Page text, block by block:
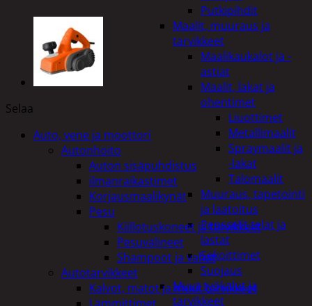
Putkipihdit
Maalit, muuraus ja
tarvikkeet
Maalikaukalot ja -
astiat
Maalit, lakat ja
ohentimet
Liuottimet
Metallimaalit
Spraymaalit ja
-lakat
Talomaalit
Muuraus, tapetointi
ja laatoitus
Pensselit telat ja
lastat
Sekoittimet
Suojaus
Muut työkalut ja
tarvikkeet
Selaa
Auto, vene ja moottori
Autonhoito
Auton sisäpuhdistus
ilmanraikastimet
Korjausmaalikynät
Pesu
Kiillotuskoneet ja tarvikkeet
Pesuvälineet
Shampoot ja vahat
Autotarvikkeet
Kalvot, matot ja muut tarvikkeet